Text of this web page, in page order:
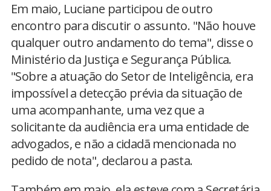
Em maio, Luciane participou de outro
encontro para discutir o assunto. "Não houve
qualquer outro andamento do tema", disse o
Ministério da Justiça e Segurança Pública.
"Sobre a atuação do Setor de Inteligência, era
impossível a detecção prévia da situação de
uma acompanhante, uma vez que a
solicitante da audiência era uma entidade de
advogados, e não a cidadã mencionada no
pedido de nota", declarou a pasta.